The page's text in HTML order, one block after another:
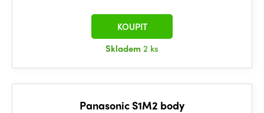
Skladem2 ks
KOUPIT
Panasonic S1M2 body